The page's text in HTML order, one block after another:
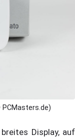
Display, auf